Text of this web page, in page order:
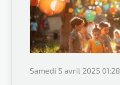
Samedi 5 avril 2025 01:28